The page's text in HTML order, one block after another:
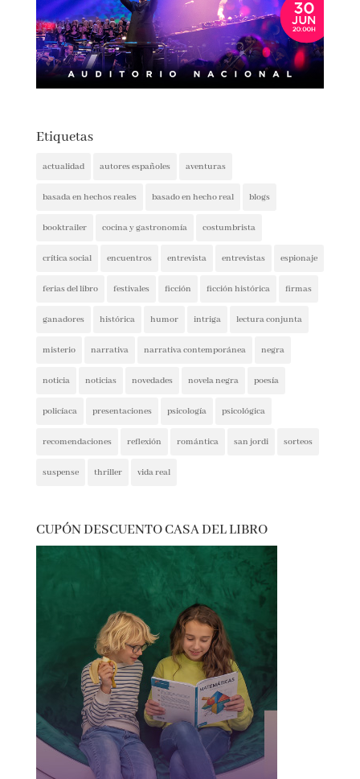
Etiquetas
actualidad autores españoles aventuras
basada en hechos reales basado en hecho real blogs
booktrailer cocina y gastronomía costumbrista
crítica social encuentros entrevista entrevistas
espionaje ferias del libro festivales ficción
ficción histórica firmas ganadores histórica humor
intriga lectura conjunta misterio narrativa
narrativa contemporánea negra noticia noticias
novedades novela negra poesía policíaca
presentaciones psicología psicológica recomendaciones
reflexión romántica san jordi
CUPÓN DESCUENTO CASA DEL LIBRO